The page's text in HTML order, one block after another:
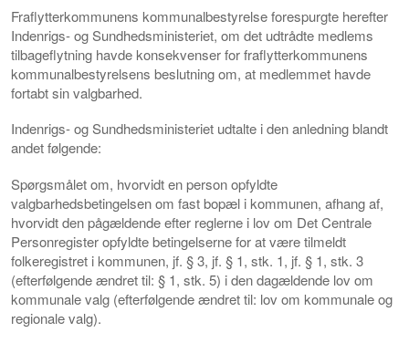
Fraflytterkommunens kommunalbestyrelse forespurgte herefter
Indenrigs- og Sundhedsministeriet, om det udtrådte medlems
tilbageflytning havde konsekvenser for fraflytterkommunens
kommunalbestyrelsens beslutning om, at medlemmet havde
fortabt sin valgbarhed.
Indenrigs- og Sundhedsministeriet udtalte i den anledning blandt
andet følgende:
Spørgsmålet om, hvorvidt en person opfyldte
valgbarhedsbetingelsen om fast bopæl i kommunen, afhang af,
hvorvidt den pågældende efter reglerne i lov om Det Centrale
Personregister opfyldte betingelserne for at være tilmeldt
folkeregistret i kommunen, jf. § 3, jf. § 1, stk. 1, jf. § 1, stk. 3
(efterfølgende ændret til: § 1, stk. 5) i den dagældende lov om
kommunale valg (efterfølgende ændret til: lov om kommunale og
regionale valg).